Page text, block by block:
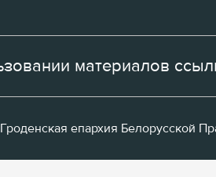
материалов
епархия Белорусской